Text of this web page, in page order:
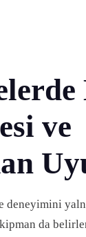
ve
deneyimini
da